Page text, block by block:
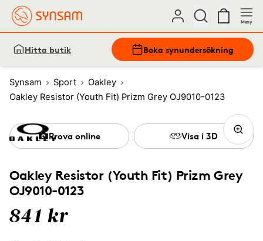
Meny
Hitta butik Boka synundersökning
Synsam Sport
Oakley
Oakley Resistor (Youth Fit) Prizm Grey OJ9010-0123
Oakley Resistor (Youth Fit) Prizm Grey
OJ9010-0123
841 kr
Prova online Visa i 3D